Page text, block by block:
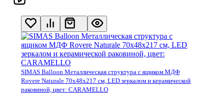
SIMAS Balloon Металлическая структура с ящиком МДФ
Rovere Naturale 70х48х217 см, LED зеркалом и керамической
раковиной, цвет: CARAMELLO